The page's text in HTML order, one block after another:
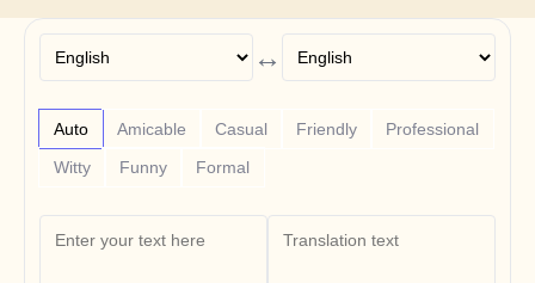
↔
Auto Amicable Casual Friendly
Professional
Witty
Funny Formal
Free Tools
Часто задаваемые вопросы
Объявление
Партнерская программа
ВАРИАНТЫ ИСПОЛЬЗОВАНИЯ
Управление изменениями
Обеспечение продаж
Предпродажи
Обучение